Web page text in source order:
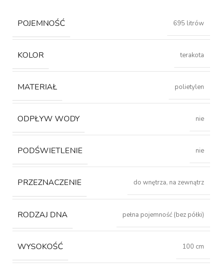
POJEMNOŚĆ 695 litrów
KOLOR terakota
MATERIAŁ polietylen
ODPŁYW WODY nie
PODŚWIETLENIE nie
PRZEZNACZENIE do wnętrza, na zewnątrz
RODZAJ DNA pełna pojemność (bez półki)
WYSOKOŚĆ 100 cm